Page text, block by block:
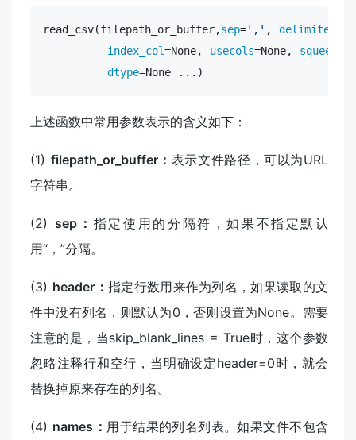
read_csv(filepath_or_buffer,sep=',' , delimiter
index_col=None, usecols=None, squeeze
dtype=None .. .)
上述函数中常用参数表示的含义如下：
(1) filepath_or_buffer： 表示文件路径，可以为URL
字符串。
(2) sep： 指定使用的分隔符，如果不指定默认
用“，”分隔。
(3) header： 指定行数用来作为列名，如果读取的文
件中没有列名，则默认为0，否则设置为None。需要
注意的是，当skip_blank_lines = True时，这个参数
忽略注释行和空行，当明确设定header=0时，就会
替换掉原来存在的列名。
(4) names： 用于结果的列名列表。如果文件不包含